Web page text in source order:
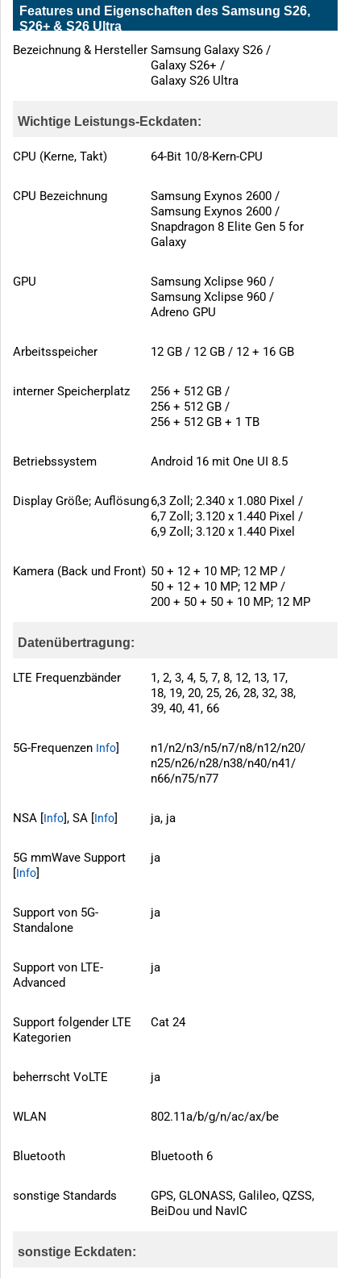
Features und Eigenschaften des Samsung S26,
S26+ & S26 Ultra
Bezeichnung & Hersteller Samsung Galaxy S26 /
Galaxy S26+ /
Galaxy S26 Ultra
Wichtige Leistungs-Eckdaten:
CPU (Kerne, Takt) 64-Bit 10/8-Kern-CPU
CPU Bezeichnung
Samsung Exynos 2600 /
Samsung Exynos 2600 /
Snapdragon 8 Elite Gen 5 for
Galaxy
GPU
Samsung Xclipse 960 /
Samsung Xclipse 960 /
Adreno GPU
Arbeitsspeicher 12 GB / 12 GB / 12 + 16 GB
interner Speicherplatz
256 + 512 GB /
256 + 512 GB /
256 + 512 GB + 1 TB
Betriebssystem Android 16 mit One UI 8.5
Display Größe; Auflösung6,3 Zoll; 2.340 x 1.080 Pixel /
6,7 Zoll; 3.120 x 1.440 Pixel /
6,9 Zoll; 3.120 x 1.440 Pixel
Kamera (Back und Front) 50 + 12 + 10 MP; 12 MP /
50 + 12 + 10 MP; 12 MP /
200 + 50 + 50 + 10 MP; 12 MP
Datenübertragung:
LTE Frequenzbänder
1, 2, 3, 4, 5, 7, 8, 12, 13, 17,
18, 19, 20, 25, 26, 28, 32, 38,
39, 40, 41, 66
5G-Frequenzen Info]
n1/n2/n3/n5/n7/n8/n12/n20/
n25/n26/n28/n38/n40/n41/
n66/n75/n77
NSA [Info], SA [Info] ja, ja
5G mmWave Support
[Info]
ja
Support von 5G-
Standalone
ja
Support von LTE-
Advanced
ja
Support folgender LTE
Kategorien
Cat 24
beherrscht VoLTE ja
WLAN 802.11a/b/g/n/ac/ax/be
Bluetooth Bluetooth 6
sonstige Standards
GPS, GLONASS, Galileo, QZSS,
BeiDou und NavIC
sonstige Eckdaten: